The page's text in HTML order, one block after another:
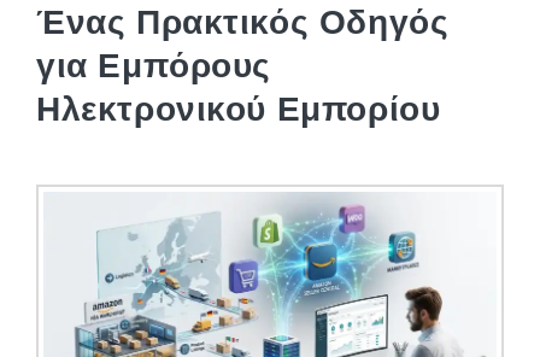
Ένας Πρακτικός Οδηγός
για Εμπόρους
Ηλεκτρονικού Εμπορίου